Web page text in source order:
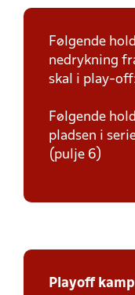
Følgende
nedrykning
skal i play-
Følgende
pladsen i
(pulje 6)
Playoff